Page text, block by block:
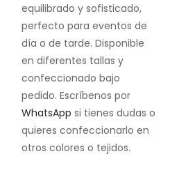
equilibrado y sofisticado,
perfecto para eventos de
día o de tarde. Disponible
en diferentes tallas y
confeccionado bajo
pedido. Escríbenos por
WhatsApp si tienes dudas o
quieres confeccionarlo en
otros colores o tejidos.